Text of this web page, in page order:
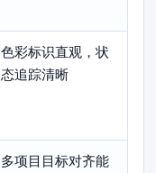
色彩标识直观，状
态追踪清晰
多项目目标对齐能